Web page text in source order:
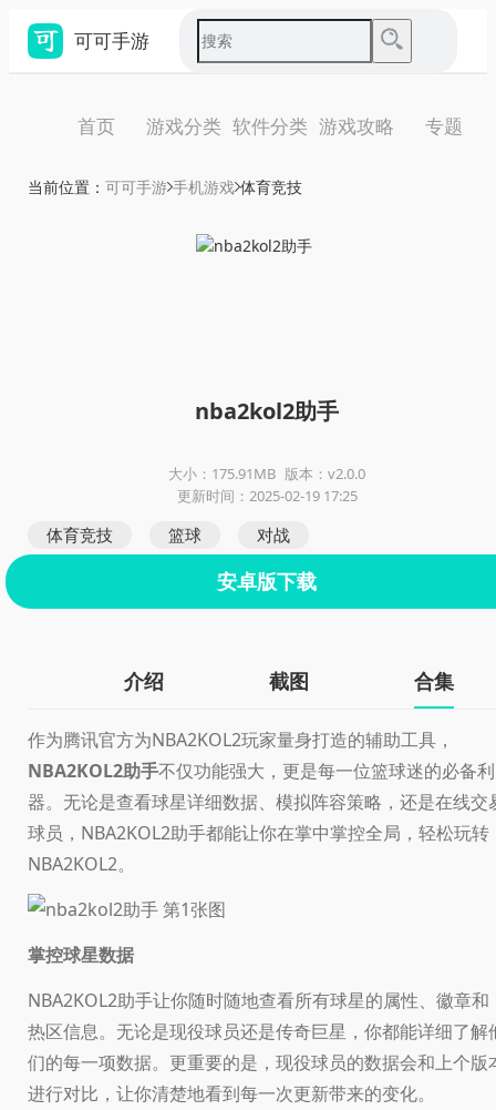
可可手游
首页 游戏分类 软件分类 游戏攻略 专题
当前位置： 可可手游 手机游戏 体育竞技
nba2kol2助手
大小：175.91MB 版本：v2.0.0
更新时间：2025-02-19 17:25
体育竞技 篮球 对战
安卓版下载
介绍 截图 合集
作为腾讯官方为NBA2KOL2玩家量身打造的辅助工具，
NBA2KOL2助手不仅功能强大，更是每一位篮球迷的必备利
器。无论是查看球星详细数据、模拟阵容策略，还是在线交
球员，NBA2KOL2助手都能让你在掌中掌控全局，轻松玩转
NBA2KOL2。
掌控球星数据
NBA2KOL2助手让你随时随地查看所有球星的属性、徽章和
热区信息。无论是现役球员还是传奇巨星，你都能详细了解
们的每一项数据。更重要的是，现役球员的数据会和上个版
进行对比，让你清楚地看到每一次更新带来的变化。